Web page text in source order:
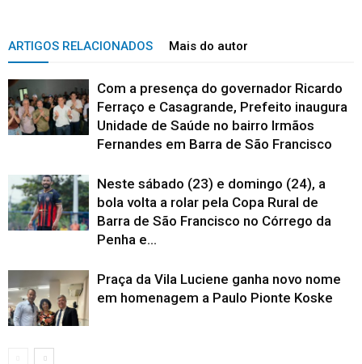
ARTIGOS RELACIONADOS Mais do autor
Com a presença do governador Ricardo
Ferraço e Casagrande, Prefeito inaugura
Unidade de Saúde no bairro Irmãos
Fernandes em Barra de São Francisco
Neste sábado (23) e domingo (24), a
bola volta a rolar pela Copa Rural de
Barra de São Francisco no Córrego da
Penha e...
Praça da Vila Luciene ganha novo nome
em homenagem a Paulo Pionte Koske